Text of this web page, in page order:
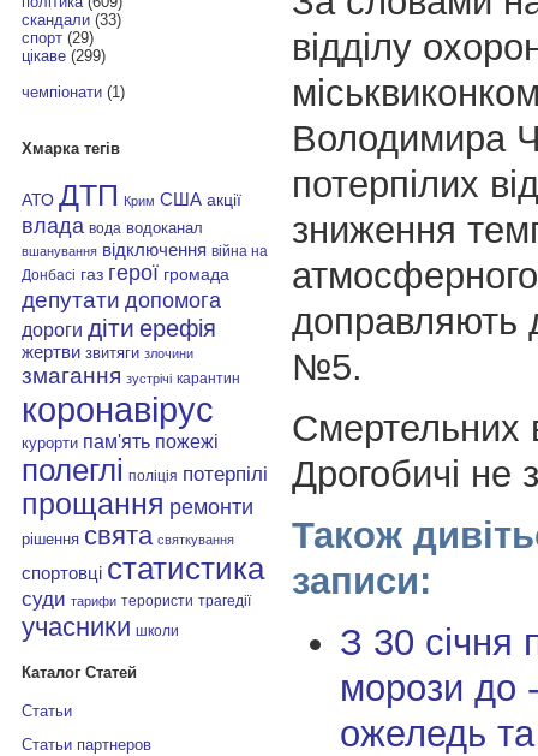
скандали(33)
спорт(29)
цікаве(299)
чемпіонати(1)
Хмарка тегів
АТО ДТП Крим США акції
влада вода водоканал
вшанування відключення війна на
Донбасі газ герої громада
депутати допомога
дороги діти ерефія
жертви звитяги злочини
змагання зустрічі карантин
коронавірус
курорти пам'ять пожежі
полеглі поліція потерпілі
прощання ремонти
рішення свята святкування
спортовці статистика
суди тарифи терористи трагедії
учасники школи
Каталог Статей
Статьи
Статьи партнеров
відділу
Володимира
потерпілих
зниження
доправляють
№5.
Смертельних
Дрогобичі не
Також
записи:
З 30 січня
морози до
ожеледь